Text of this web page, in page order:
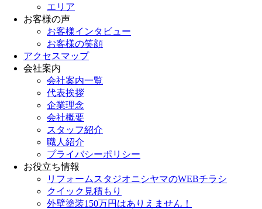
エリア
お客様の声
お客様インタビュー
お客様の笑顔
アクセスマップ
会社案内
会社案内一覧
代表挨拶
企業理念
会社概要
スタッフ紹介
職人紹介
プライバシーポリシー
お役立ち情報
リフォームスタジオニシヤマのWEBチラシ
クイック見積もり
外壁塗装150万円はありえません！